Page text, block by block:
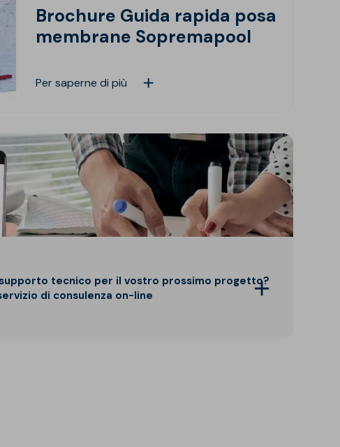
Brochure Guida rapida posa
membrane Sopremapool
Per saperne di più
tecnico per il vostro prossimo progetto?
di consulenza on-line